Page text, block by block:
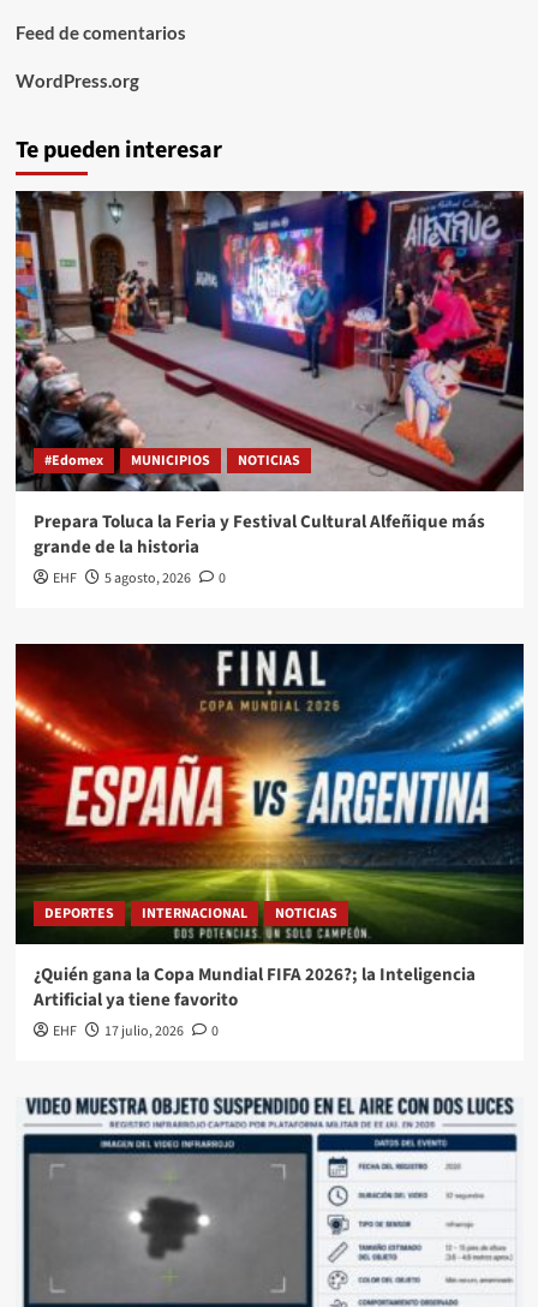
Feed de comentarios
WordPress.org
Te pueden interesar
#Edomex MUNICIPIOS NOTICIAS
Prepara Toluca la Feria y Festival Cultural Alfeñique más
grande de la historia
EHF 5 agosto, 2026 0
DEPORTES INTERNACIONAL NOTICIAS
¿Quién gana la Copa Mundial FIFA 2026?; la Inteligencia
Artificial ya tiene favorito
EHF 17 julio, 2026 0